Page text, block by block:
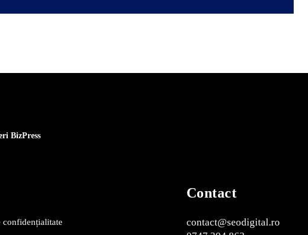
BizPress
confidențialitate
Contact
contact@seodigital.ro